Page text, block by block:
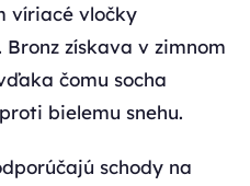
víriacé vločky
získava v zimnom
čomu socha
bielemu snehu.
schody na